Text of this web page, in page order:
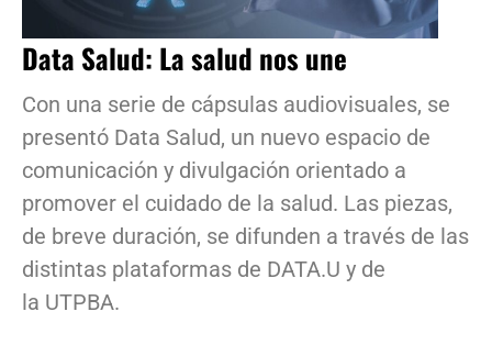
Data Salud: La salud nos une
Con una serie de cápsulas audiovisuales, se
presentó Data Salud, un nuevo espacio de
comunicación y divulgación orientado a
promover el cuidado de la salud. Las piezas,
de breve duración, se difunden a través de las
distintas plataformas de DATA.U y de
la UTPBA.